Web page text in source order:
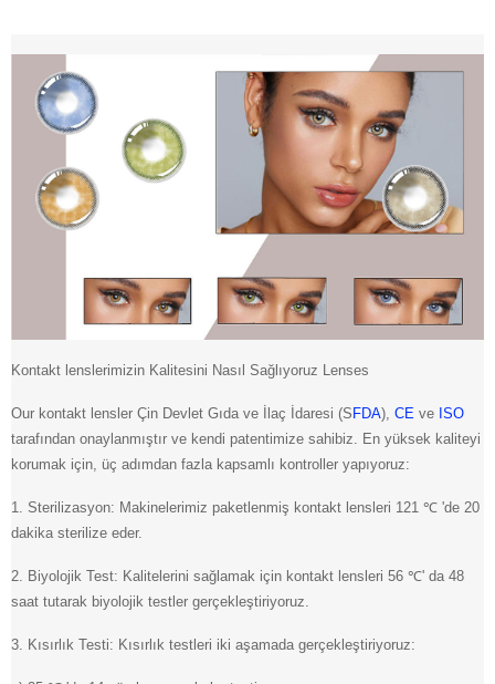
Kontakt lenslerimizin Kalitesini Nasıl Sağlıyoruz Lenses
Our kontakt lensler Çin Devlet Gıda ve İlaç İdaresi (S FDA), CE ve ISO
tarafından onaylanmıştır ve kendi patentimize sahibiz. En yüksek kaliteyi
korumak için, üç adımdan fazla kapsamlı kontroller yapıyoruz:
1. Sterilizasyon: Makinelerimiz paketlenmiş kontakt lensleri 121 ℃ 'de 20
dakika sterilize eder.
2. Biyolojik Test: Kalitelerini sağlamak için kontakt lensleri 56 ℃' da 48
saat tutarak biyolojik testler gerçekleştiriyoruz.
3. Kısırlık Testi: Kısırlık testleri iki aşamada gerçekleştiriyoruz: